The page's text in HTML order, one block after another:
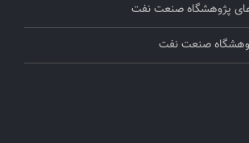
پژوهشگاه صنعت نفت
صنعت نفت